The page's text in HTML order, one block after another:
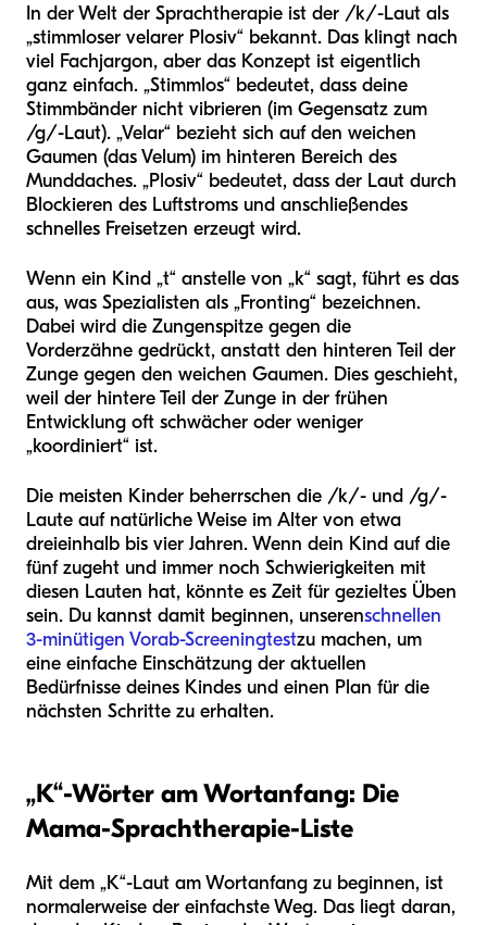
In der Welt der Sprachtherapie ist der /k/-Laut als
„stimmloser velarer Plosiv“ bekannt. Das klingt nach
viel Fachjargon, aber das Konzept ist eigentlich
ganz einfach. „Stimmlos“ bedeutet, dass deine
Stimmbänder nicht vibrieren (im Gegensatz zum
/g/-Laut). „Velar“ bezieht sich auf den weichen
Gaumen (das Velum) im hinteren Bereich des
Munddaches. „Plosiv“ bedeutet, dass der Laut durch
Blockieren des Luftstroms und anschließendes
schnelles Freisetzen erzeugt wird.
Wenn ein Kind „t“ anstelle von „k“ sagt, führt es das
aus, was Spezialisten als „Fronting“ bezeichnen.
Dabei wird die Zungenspitze gegen die
Vorderzähne gedrückt, anstatt den hinteren Teil der
Zunge gegen den weichen Gaumen. Dies geschieht,
weil der hintere Teil der Zunge in der frühen
Entwicklung oft schwächer oder weniger
„koordiniert“ ist.
Die meisten Kinder beherrschen die /k/- und /g/-
Laute auf natürliche Weise im Alter von etwa
dreieinhalb bis vier Jahren. Wenn dein Kind auf die
fünf zugeht und immer noch Schwierigkeiten mit
diesen Lauten hat, könnte es Zeit für gezieltes Üben
sein. Du kannst damit beginnen, unserenschnellen
3-minütigen Vorab-Screeningtestzu machen, um
eine einfache Einschätzung der aktuellen
Bedürfnisse deines Kindes und einen Plan für die
nächsten Schritte zu erhalten.
„K“-Wörter am Wortanfang: Die
Mama-Sprachtherapie-Liste
Mit dem „K“-Laut am Wortanfang zu beginnen, ist
normalerweise der einfachste Weg. Das liegt daran,